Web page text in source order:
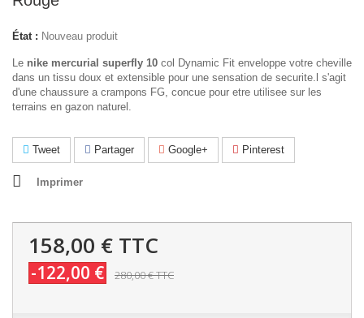
État : Nouveau produit
Le nike mercurial superfly 10 col Dynamic Fit enveloppe votre cheville
dans un tissu doux et extensible pour une sensation de securite.l s'agit
d'une chaussure a crampons FG, concue pour etre utilisee sur les
terrains en gazon naturel.
Tweet Partager Google+ Pinterest
Imprimer
158,00 € TTC
-122,00 € 280,00 €TTC